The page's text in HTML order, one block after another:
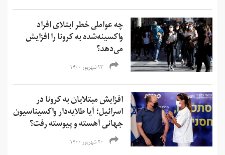
چه عواملی خطر ابتلای افراد
واکسینه‌شده به کرونا را افزایش
می‌دهد؟
۲۳ شهریور ۱۴۰۰
افزایش مبتلایان به کرونا در
اسرائیل؛ آیا طلایه‌دار واکسیناسیون
جهانی آهسته و پیوسته رفت؟
۲۰ شهریور ۱۴۰۰